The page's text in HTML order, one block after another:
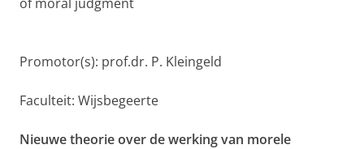
Promotor(s): prof.dr. P. Kleingeld
Faculteit: Wijsbegeerte
Nieuwe theorie over de werking van morele